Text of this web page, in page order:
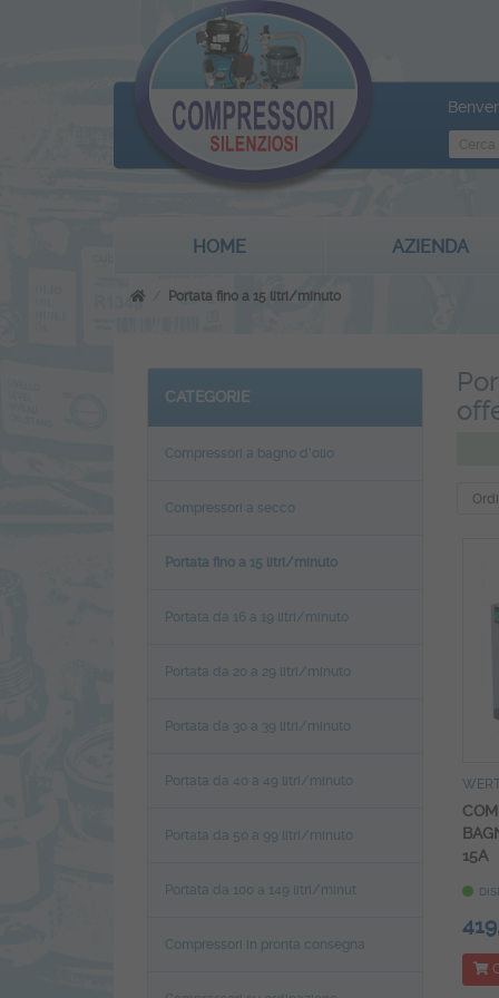
HOME AZIENDA
Portata fino a 15 litri/minuto
CATEGORIE
Compressori a bagno d'olio
Compressori a secco
Portata fino a 15 litri/minuto
Portata da 16 a 19 litri/minuto
Portata da 20 a 29 litri/minuto
Portata da 30 a 39 litri/minuto
Portata da 40 a 49 litri/minuto
Portata da 50 a 99 litri/minuto
Portata da 100 a 149 litri/minut
Compressori in pronta consegna
15A